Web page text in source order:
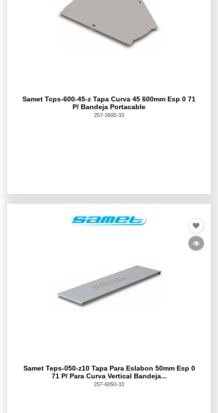
Samet Tcps-600-45-z Tapa Curva 45 600mm Esp 0 71
P/ Bandeja Portacable
257-2600-33
Samet Teps-050-z10 Tapa Para Eslabon 50mm Esp 0
71 P/ Para Curva Vertical Bandeja...
257-6050-33